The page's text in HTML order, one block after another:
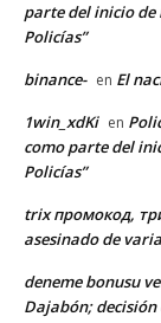
parte del inicio de
Policías”
binance- en El
1win_xdKi en
como parte del
Policías”
trix промокод,
asesinado de
deneme bonusu
Dajabón; decisión